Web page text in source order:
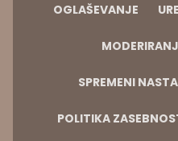
OGLAŠEVANJE
SPREMENI
POLITIKA